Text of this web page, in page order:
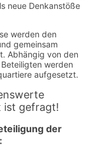
neue Denkanstöße
werden den
gemeinsam
Abhängig von den
werden
aufgesetzt.
ist gefragt!
der